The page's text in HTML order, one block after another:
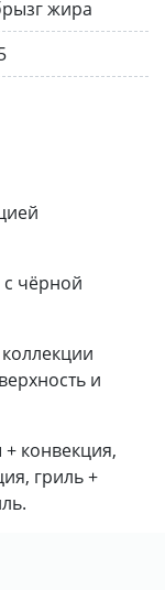
жира
с чёрной
и
конвекция,
гриль +